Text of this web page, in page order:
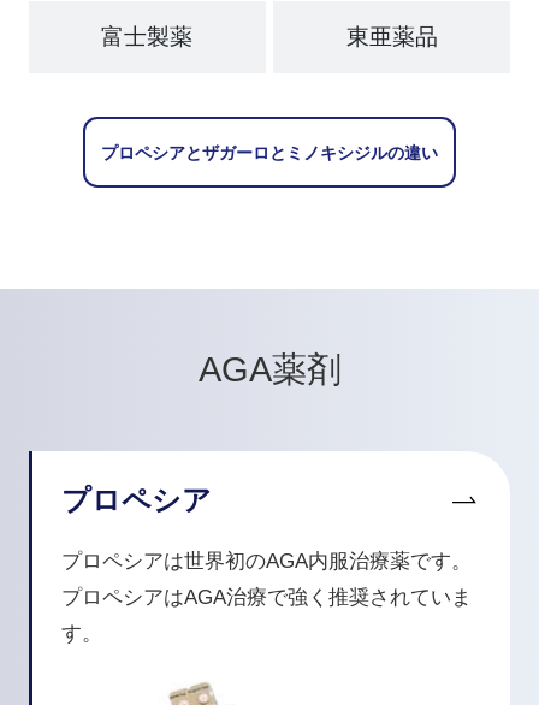
富士製薬 東亜薬品
プロペシアとザガーロとミノキシジルの違い
AGA薬剤
プロペシア
プロペシアは世界初のAGA内服治療薬です。
プロペシアはAGA治療で強く推奨されていま
す。